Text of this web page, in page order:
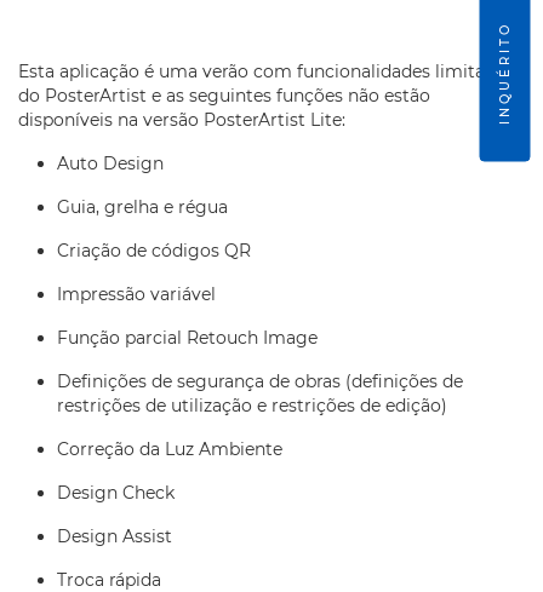
Esta aplicação é uma verão com funcionalidades limitadas
do PosterArtist e as seguintes funções não estão
disponíveis na versão PosterArtist Lite:
Auto Design
Guia, grelha e régua
Criação de códigos QR
Impressão variável
Função parcial Retouch Image
Definições de segurança de obras (definições de
restrições de utilização e restrições de edição)
Correção da Luz Ambiente
Design Check
Design Assist
Troca rápida
INQUÉRITO